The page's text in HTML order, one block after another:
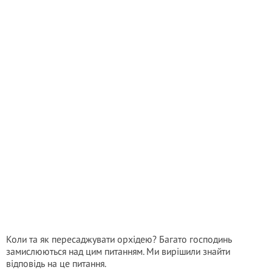
Коли та як пересаджувати орхідею? Багато господинь
замислюються над цим питанням. Ми вирішили знайти
відповідь на це питання.